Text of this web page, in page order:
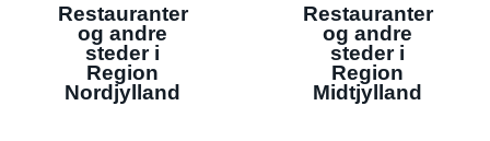
Restauranter
og andre
steder i
Region
Nordjylland
Restauranter
og andre
steder i
Region
Midtjylland